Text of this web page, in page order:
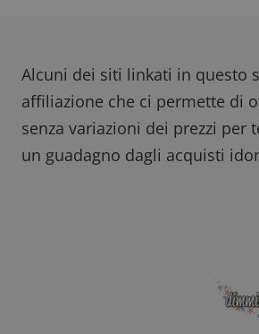
Alcuni dei siti linkati in questo
affiliazione che ci permette di
senza variazioni dei prezzi per
un guadagno dagli acquisti